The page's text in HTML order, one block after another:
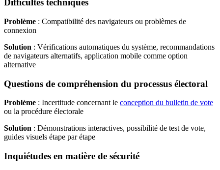
Difficultés techniques
Problème : Compatibilité des navigateurs ou problèmes de
connexion
Solution : Vérifications automatiques du système, recommandations
de navigateurs alternatifs, application mobile comme option
alternative
Questions de compréhension du processus électoral
Problème : Incertitude concernant le conception du bulletin de vote
ou la procédure électorale
Solution : Démonstrations interactives, possibilité de test de vote,
guides visuels étape par étape
Inquiétudes en matière de sécurité